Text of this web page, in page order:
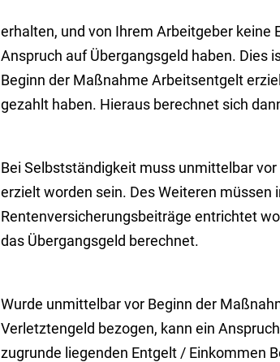
erhalten, und von Ihrem Arbeitgeber
Anspruch auf Übergangsgeld haben. Dies
Beginn der Maßnahme Arbeitsentgelt
gezahlt haben. Hieraus berechnet sich
Bei Selbstständigkeit muss unmittelbar
erzielt worden sein. Des Weiteren
Rentenversicherungsbeiträge entrichtet
das Übergangsgeld berechnet.
Wurde unmittelbar vor Beginn der
Verletztengeld bezogen, kann ein
zugrunde liegenden Entgelt / Einkommen